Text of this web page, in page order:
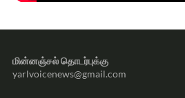
மின்னஞ்சல் தொடர்புக்கு
yarlvoicenews@gmail.com